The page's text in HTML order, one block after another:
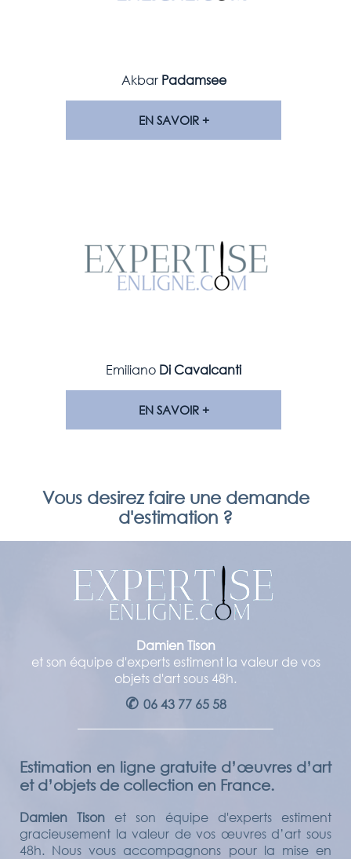
Akbar Padamsee
EN SAVOIR +
Emiliano Di Cavalcanti
EN SAVOIR +
Vous desirez faire une demande
d'estimation ?
Damien Tison
et son équipe d'experts estiment la valeur de vos
objets d'art sous 48h.
✆ 06 43 77 65 58
Estimation en ligne gratuite d’œuvres d’art
et d’objets de collection en France.
Damien Tison et son équipe d'experts estiment
gracieusement la valeur de vos œuvres d’art sous
48h. Nous vous accompagnons pour la mise en